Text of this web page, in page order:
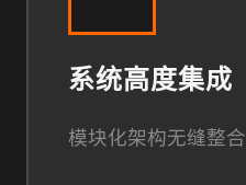
系统高度集成
模块化架构无缝整合